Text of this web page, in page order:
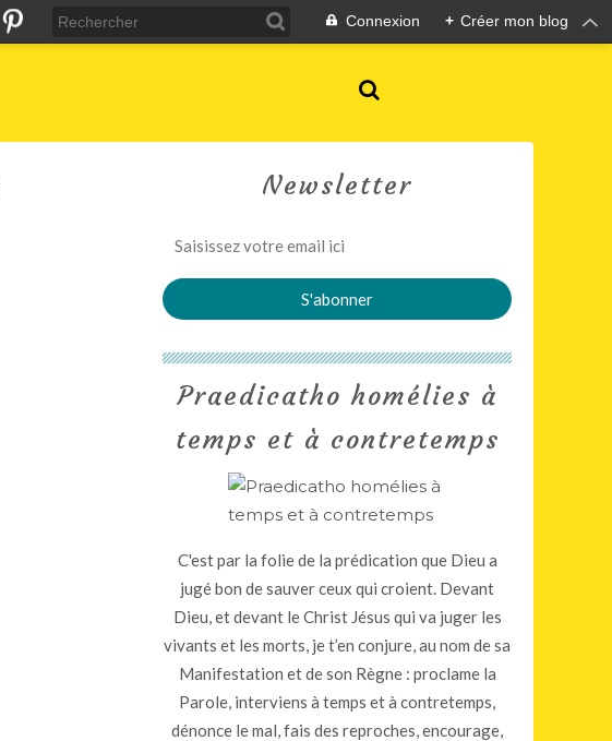
Connexion + Créer mon blog
Newsletter
Praedicatho homélies à
temps et à contretemps
C'est par la folie de la prédication que Dieu a
jugé bon de sauver ceux qui croient. Devant
Dieu, et devant le Christ Jésus qui va juger les
vivants et les morts, je t’en conjure, au nom de sa
Manifestation et de son Règne : proclame la
Parole, interviens à temps et à contretemps,
dénonce le mal, fais des reproches, encourage,